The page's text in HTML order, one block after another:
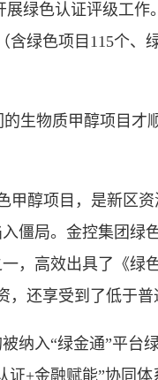
绿色认证评级工
绿色项目115个
物质甲醇项目才
醇项目，是新区
僵局。金控集团绿
，高效出具了《绿
还享受到了低于普
入“绿金通”平台
+金融赋能”协同